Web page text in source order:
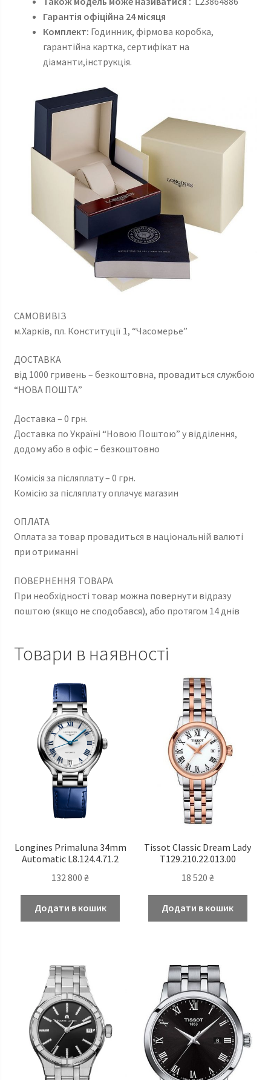
Гарантія офіційна 24 місяця
Комплект: Годинник, фірмова коробка,
гарантійна картка, сертифікат на
діаманти,інструкція.
САМОВИВІЗ
м.Харків, пл. Конституції 1, “Часомерье”
ДОСТАВКА
від 1000 гривень – безкоштовна, провадиться службою
“НОВА ПОШТА”
Доставка – 0 грн.
Доставка по Україні “Новою Поштою” у відділення,
додому або в офіс – безкоштовно
Комісія за післяплату – 0 грн.
Комісію за післяплату оплачує магазин
ОПЛАТА
Оплата за товар провадиться в національній валюті
при отриманні
ПОВЕРНЕННЯ ТОВАРА
При необхідності товар можна повернути відразу
поштою (якщо не сподобався), або протягом 14 днів
Товари в наявності
Longines Primaluna 34mm
Automatic L8.124.4.71.2
132 800₴
Додати в кошик
Tissot Classic Dream Lady
T129.210.22.013.00
18 520 ₴
Додати в кошик